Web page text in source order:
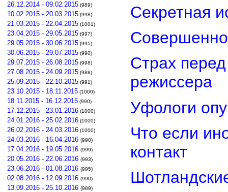
26.12.2014 - 09.02.2015 (989)
10.02.2015 - 20.03.2015 (998)
21.03.2015 - 22.04.2015 (1001)
23.04.2015 - 29.05.2015 (997)
29.05.2015 - 30.06.2015 (995)
30.06.2015 - 29.07.2015 (990)
29.07.2015 - 26.08.2015 (998)
27.08.2015 - 24.09.2015 (988)
25.09.2015 - 22.10.2015 (991)
23.10.2015 - 18.11.2015 (1000)
18.11.2015 - 16.12.2015 (990)
17.12.2015 - 23.01.2016 (1000)
24.01.2016 - 25.02.2016 (1000)
26.02.2016 - 24.03.2016 (1000)
24.03.2016 - 16.04.2016 (990)
17.04.2016 - 19.05.2016 (999)
20.05.2016 - 22.06.2016 (993)
23.06.2016 - 01.08.2016 (995)
02.08.2016 - 12.09.2016 (990)
13.09.2016 - 25.10.2016 (989)
Секретная
Страх
режиссера
Уфологи
Что если
контакт